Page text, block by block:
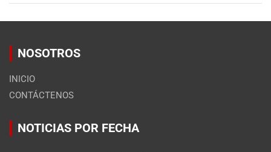
NOSOTROS
INICIO
CONTÁCTENOS
NOTICIAS POR FECHA